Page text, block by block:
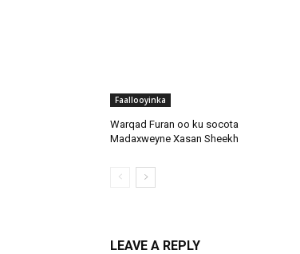
Faallooyinka
Warqad Furan oo ku socota
Madaxweyne Xasan Sheekh
LEAVE A REPLY